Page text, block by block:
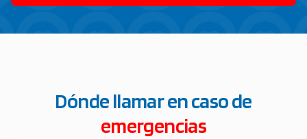
Dónde llamar en caso de
emergencias